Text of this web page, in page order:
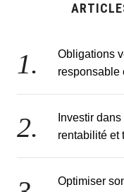
Obligations
responsable
Investir
rentabilité et
Optimiser